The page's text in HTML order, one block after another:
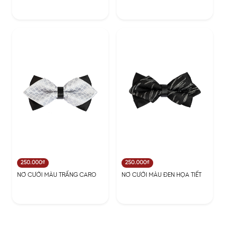
250.000₫
NƠ CƯỚI MÀU TRẤNG CARO
250.000₫
NƠ CƯỚI MÀU ĐEN HỌA TIẾT